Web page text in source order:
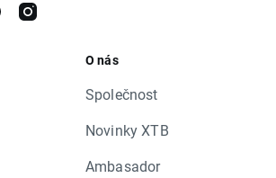
O nás
Společnost
Novinky XTB
Ambasador